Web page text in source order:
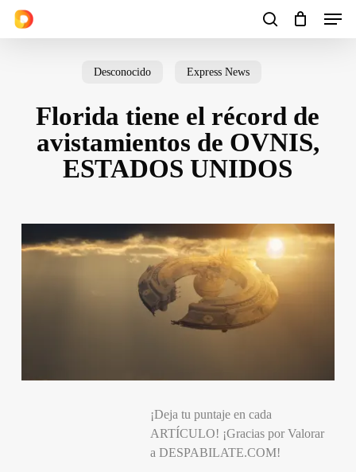
Skip
search
Menu
Cart Close
Desconocido Express News
Florida tiene el récord de
avistamientos de OVNIS,
ESTADOS UNIDOS
¡Deja tu puntaje en cada
ARTÍCULO! ¡Gracias por Valorar
a DESPABILATE.COM!